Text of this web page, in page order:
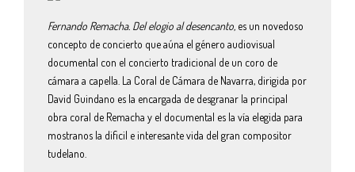
Fernando Remacha. Del elogio al desencanto, es un novedoso
concepto de concierto que aúna el género audiovisual
documental con el concierto tradicional de un coro de
cámara a capella. La Coral de Cámara de Navarra, dirigida por
David Guindano es la encargada de desgranar la principal
obra coral de Remacha y el documental es la vía elegida para
mostranos la dificil e interesante vida del gran compositor
tudelano.